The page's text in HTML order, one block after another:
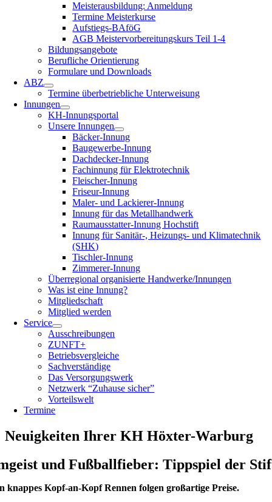
Meisterausbildung: Anmeldung
Termine Meisterkurse
Aufstiegs-BAföG
AGB Meistervorbereitungskurs Teil 1-4
Bildungsangebote
Berufliche Orientierung
Formulare und Downloads
ABZ
Termine überbetriebliche Unterweisung
Innungen
KH-Innungsportal
Unsere Innungen
Bäcker-Innung
Baugewerbe-Innung
Dachdecker-Innung
Fachinnung für Elektrotechnik
Fleischer-Innung
Friseur-Innung
Maler- und Lackierer-Innung
Innung für das Metallhandwerk
Raumausstatter-Innung Hochstift
Innung für Sanitär-, Heizungs- und Klimatechnik
(SHK)
Tischler-Innung
Zimmerer-Innung
Überregional organisierte Handwerke/Innungen
Was ist eine Innung?
Mitgliedschaft
Mitglied werden
Service
Ausschreibungen
ZUNFT+
Betriebsvergleiche
Sachverständige
Das Versorgungswerk
Netzwerk “Zuhause sicher”
Vorteilswelt
Termine
Neuigkeiten Ihrer KH Höxter-Warburg
und Fußballfieber: Tippspiel der
knappes Kopf-an-Kopf Rennen folgen großartige Preise.